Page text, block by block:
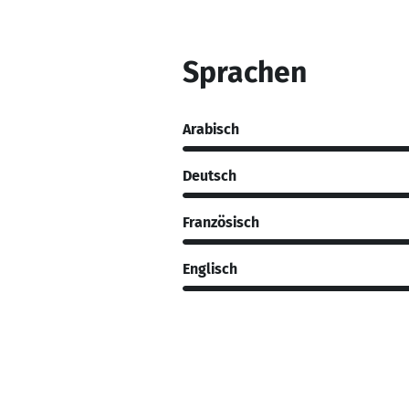
Sprachen
Arabisch
Deutsch
Französisch
Englisch